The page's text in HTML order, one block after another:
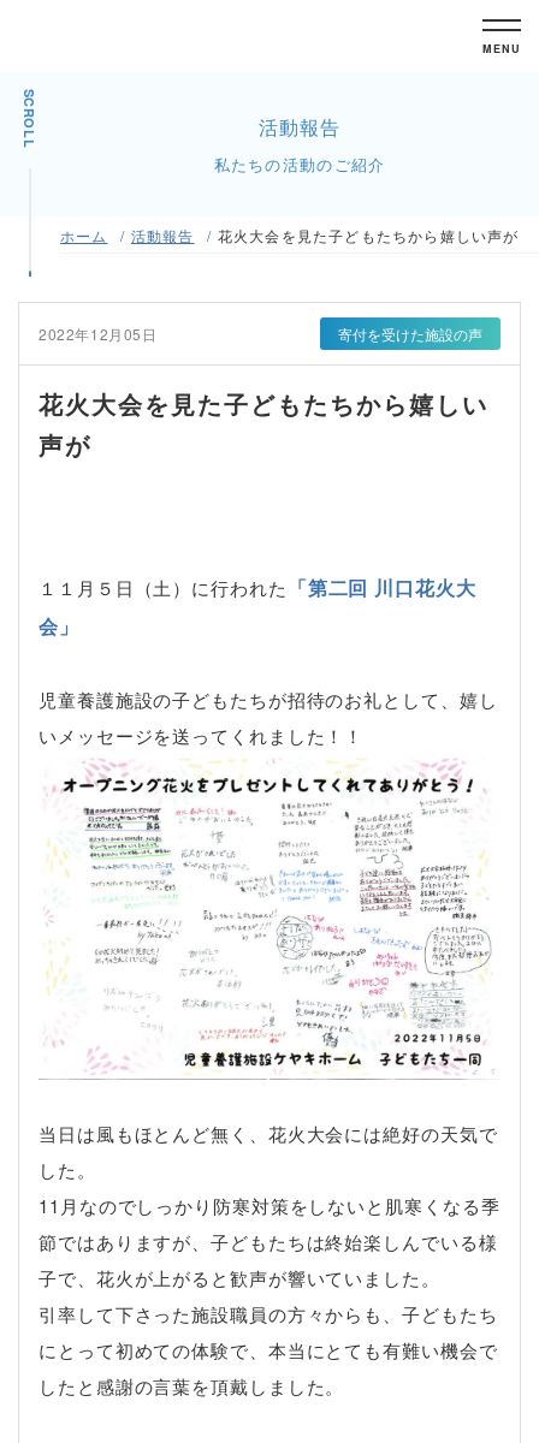
MENU
SCROLL 活動報告
私たちの活動のご紹介
ホーム 活動報告 花火大会を見た子どもたちから嬉しい声が
2022年12月05日 寄付を受けた施設の声
花火大会を見た子どもたちから嬉しい
声が
１１月５日（土）に行われた 「第二回 川口花火大
会」
児童養護施設の子どもたちが招待のお礼として、嬉し
いメッセージを送ってくれました！！
当日は風もほとんど無く、花火大会には絶好の天気で
した。
11月なのでしっかり防寒対策をしないと肌寒くなる季
節ではありますが、子どもたちは終始楽しんでいる様
子で、花火が上がると歓声が響いていました。
引率して下さった施設職員の方々からも、子どもたち
にとって初めての体験で、本当にとても有難い機会で
したと感謝の言葉を頂戴しました。